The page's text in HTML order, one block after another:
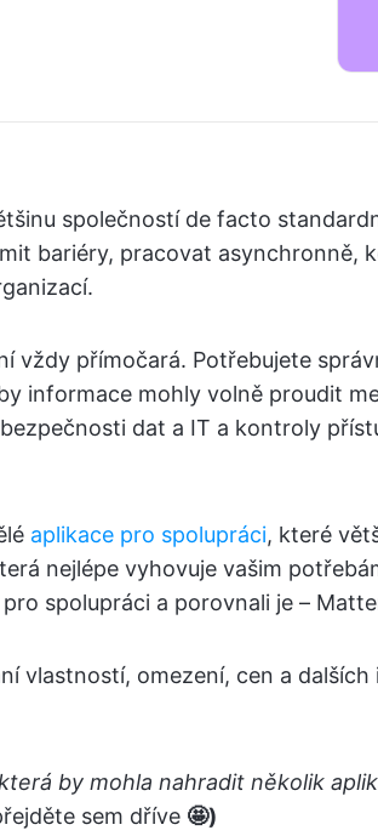
společností de facto
bariéry, pracovat asynchronně,
vždy přímočará. Potřebujete
informace mohly volně proudit
dat a IT a kontroly
aplikace pro spolupráci, které
nejlépe vyhovuje vašim
spolupráci a porovnali je –
vlastností, omezení, cen a
by mohla nahradit několik
sem dříve 🤩)